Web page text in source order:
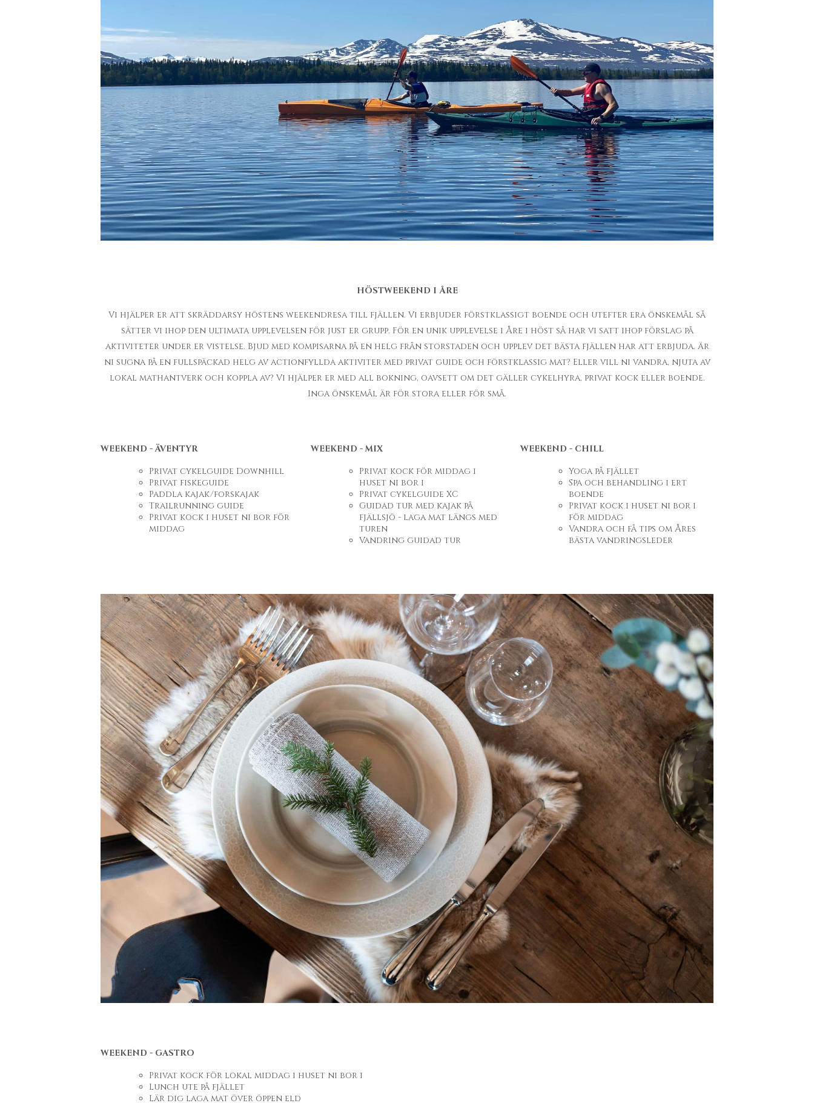
HÖSTWEEKEND I ÅRE
Vi hjälper er att skräddarsy höstens weekendresa till fjällen. Vi erbjuder förstklassigt boende och utefter era önskemål så
sätter vi ihop den ultimata upplevelsen för just er grupp. För en unik upplevelse i Åre i höst så har vi satt ihop förslag på
aktiviteter under er vistelse. Bjud med kompisarna på en helg från storstaden och upplev det bästa fjällen har att erbjuda. Är
ni sugna på en fullspäckad helg av actionfyllda aktiviter med privat guide och förstklassig mat? Eller vill ni vandra, njuta av
lokal mathantverk och koppla av? Vi hjälper er med all bokning, oavsett om det gäller cykelhyra, privat kock eller boende.
Inga önskemål är för stora eller för små.
WEEKEND - ÄVENTYR
Privat cykelguide Downhill
Privat fiskeguide
Paddla kajak/forskajak
Trailrunning guide
Privat kock i huset ni bor för
middag
WEEKEND - MIX
Privat kock för middag i
huset ni bor i
Privat cykelguide XC
Guidad tur med kajak på
fjällsjö - laga mat längs med
turen
Vandring guidad tur
WEEKEND - CHILL
Yoga på fjället
Spa och behandling i ert
boende
Privat kock i huset ni bor i
för middag
Vandra och få tips om Åres
bästa vandringsleder
WEEKEND - GASTRO
Privat kock för lokal middag i huset ni bor i
Lunch ute på fjället
Lär dig laga mat över öppen eld